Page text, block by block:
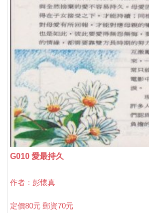
G010 愛最持久
作者：彭懷真
定價80元 郵資70元